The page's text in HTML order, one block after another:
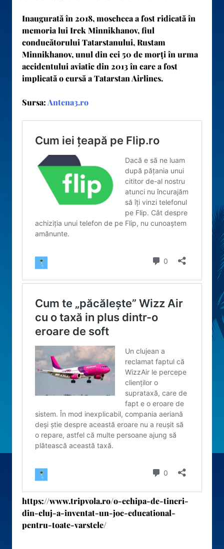
Inaugurată în 2018, moscheea a fost ridicată în
memoria lui Irek Minnikhanov, fiul
conducătorului Tatarstanului, Rustam
Minnikhanov, unul din cei 50 de morți în urma
accidentului aviatic din 2013 în care a fost
implicată o cursă a Tatarstan Airlines.
Sursa:Antena3.ro
https://www.tripvola.ro/o-echipa-de-tineri-
din-cluj-a-inventat-un-joc-educational-
pentru-toate-varstele/